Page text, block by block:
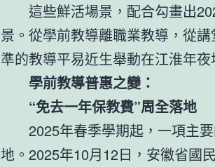
這些鮮活場景，配合勾畫出
景。從學前教導離職業教導，從
準的教導平易近生舉動在江淮年
學前教導普惠之變：
“免去一年保教費”周全落地
2025年春季學期起，一項主
地。2025年10月12日，安徽省國